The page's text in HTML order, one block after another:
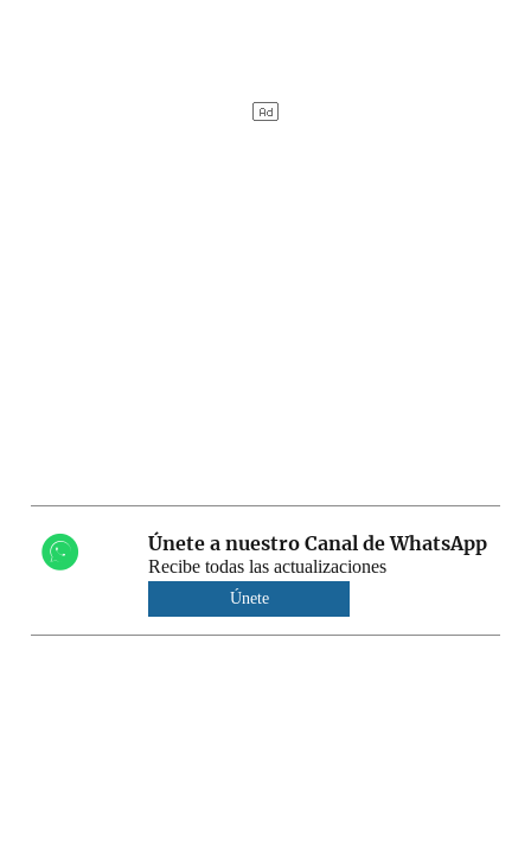
Únete a nuestro Canal de WhatsApp
Recibe todas las actualizaciones
Únete